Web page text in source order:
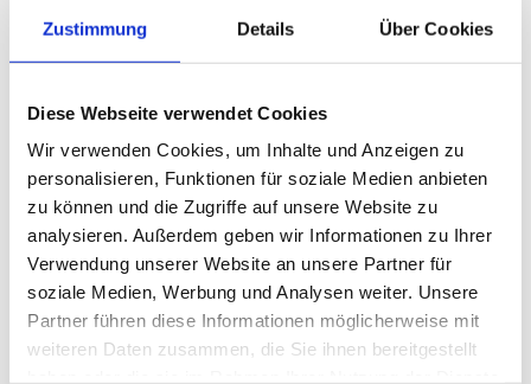
Zustimmung Details Über Cookies
Diese Webseite verwendet Cookies
Wir verwenden Cookies, um Inhalte und Anzeigen zu
personalisieren, Funktionen für soziale Medien anbieten
zu können und die Zugriffe auf unsere Website zu
analysieren. Außerdem geben wir Informationen zu Ihrer
Verwendung unserer Website an unsere Partner für
soziale Medien, Werbung und Analysen weiter. Unsere
Partner führen diese Informationen möglicherweise mit
weiteren Daten zusammen, die Sie ihnen bereitgestellt
Kinder als auch für Erwachsene maßgeschneiderte
Prophylaxe-Konzepte.
"Krankheiten befallen uns nicht aus heiterem
Himmel, sondern entwickeln sich aus täglichen
Sünden wider die Natur. Wenn sich diese gehäuft
haben, brechen sie unversehens hervor."(Hippokrates)